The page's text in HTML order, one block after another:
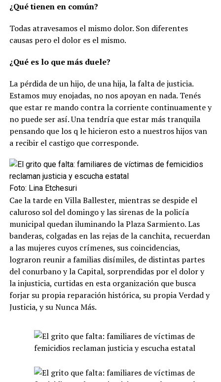
¿Qué tienen en común?
Todas atravesamos el mismo dolor. Son diferentes
causas pero el dolor es el mismo.
¿Qué es lo que más duele?
La pérdida de un hijo, de una hija, la falta de justicia.
Estamos muy enojadas, no nos apoyan en nada. Tenés
que estar re mando contra la corriente continuamente y
no puede ser así. Una tendría que estar más tranquila
pensando que los q le hicieron esto a nuestros hijos van
a recibir el castigo que corresponde.
Foto: Lina Etchesuri
Cae la tarde en Villa Ballester, mientras se despide el
caluroso sol del domingo y las sirenas de la policía
municipal quedan iluminando la Plaza Sarmiento. Las
banderas, colgadas en las rejas de la canchita, recuerdan
a las mujeres cuyos crímenes, sus coincidencias,
lograron reunir a familias disímiles, de distintas partes
del conurbano y la Capital, sorprendidas por el dolor y
la injusticia, curtidas en esta organización que busca
forjar su propia reparación histórica, su propia Verdad y
Justicia, y su Nunca Más.